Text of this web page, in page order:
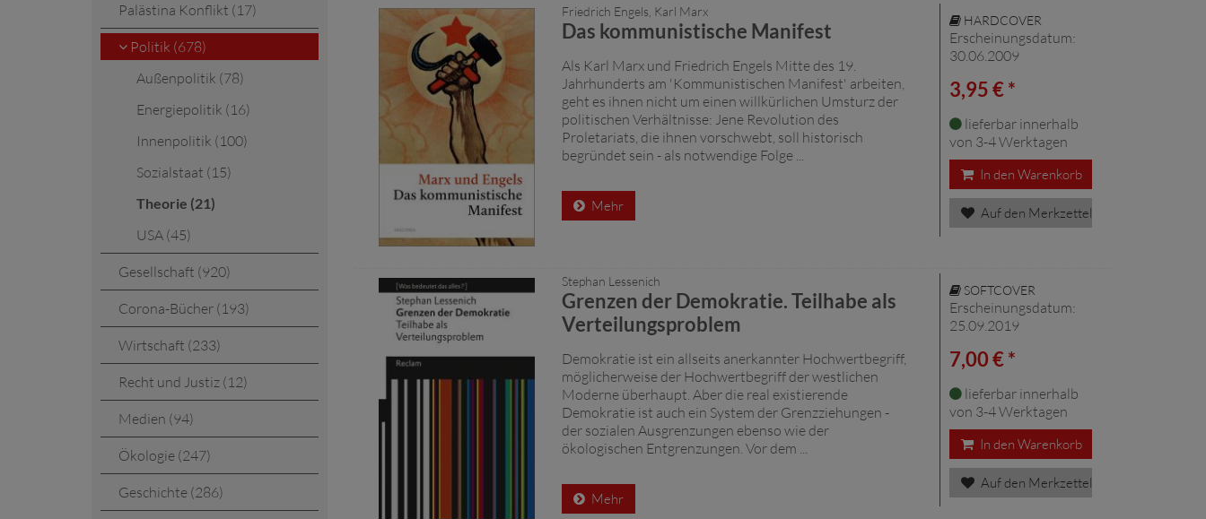
Palästina Konflikt (17)
Politik (678)
Außenpolitik (78)
Energiepolitik (16)
Innenpolitik (100)
Sozialstaat (15)
Theorie (21)
USA (45)
Gesellschaft (920)
Corona-Bücher (193)
Wirtschaft (233)
Recht und Justiz (12)
Medien (94)
Ökologie (247)
Geschichte (286)
Friedrich Engels, Karl Marx
Das kommunistische Manifest
Als Karl Marx und Friedrich Engels Mitte des 19.
Jahrhunderts am 'Kommunistischen Manifest' arbeiten,
geht es ihnen nicht um einen willkürlichen Umsturz der
politischen Verhältnisse: Jene Revolution des
Proletariats, die ihnen vorschwebt, soll historisch
begründet sein - als notwendige Folge ...
Mehr
HARDCOVER
Erscheinungsdatum:
30.06.2009
3,95 € *
lieferbar innerhalb
von 3-4 Werktagen
In den Warenkorb
Auf den Merkzettel
Stephan Lessenich
Grenzen der Demokratie. Teilhabe als
Verteilungsproblem
Demokratie ist ein allseits anerkannter Hochwertbegriff,
möglicherweise der Hochwertbegriff der westlichen
Moderne überhaupt. Aber die real existierende
Demokratie ist auch ein System der Grenzziehungen -
der sozialen Ausgrenzungen ebenso wie der
ökologischen Entgrenzungen. Vor dem ...
Mehr
SOFTCOVER
Erscheinungsdatum:
25.09.2019
7,00 € *
lieferbar innerhalb
von 3-4 Werktagen
In den Warenkorb
Auf den Merkzettel